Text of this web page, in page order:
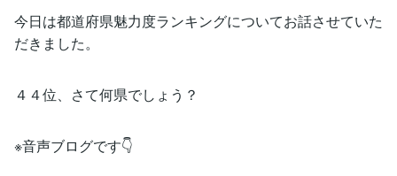
今日は都道府県魅力度ランキングについてお話させていた
だきました。
４４位、さて何県でしょう？
※音声ブログです👇